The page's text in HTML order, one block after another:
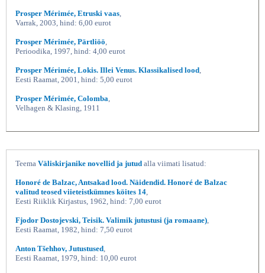
Prosper Mérimée, Etruski vaas
Varrak, 2003, hind: 6,00 eurot
Prosper Mérimée, Pärtliöö
Perioodika, 1997, hind: 4,00 eurot
Prosper Mérimée, Lokis. Illei Venus. Klassikalised lood
Eesti Raamat, 2001, hind: 5,00 eurot
Prosper Mérimée, Colomba
Velhagen & Klasing, 1911
Teema Väliskirjanike novellid ja jutud alla viimati lisatud:
Honoré de Balzac, Antsakad lood. Näidendid. Honoré de Balzac
valitud teosed viieteistkümnes köites 14
Eesti Riiklik Kirjastus, 1962, hind: 7,00 eurot
Fjodor Dostojevski, Teisik. Valimik jutustusi (ja romaane)
Eesti Raamat, 1982, hind: 7,50 eurot
Anton Tšehhov, Jutustused
Eesti Raamat, 1979, hind: 10,00 eurot